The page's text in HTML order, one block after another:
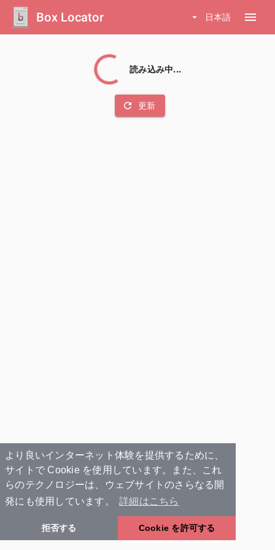
より良いインターネット体験を提供するために、
サイトで Cookie を使用しています。また、これ
らのテクノロジーは、ウェブサイトのさらなる開
発にも使用しています。
詳細はこちら
拒否する Cookie を許可する
Box Locator arrow_drop_down 日本語 menu
読み込み中...
refresh 更新